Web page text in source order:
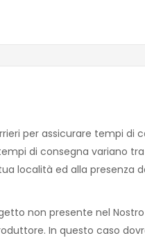
per assicurare tempi di
di consegna variano tra
località ed alla presenza
non presente nel
In questo caso